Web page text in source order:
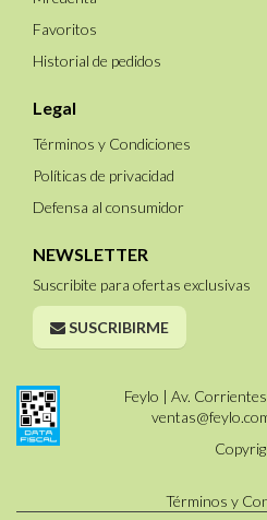
Favoritos
Historial de pedidos
Legal
Términos y Condiciones
Políticas de privacidad
Defensa al consumidor
NEWSLETTER
Suscribite para ofertas exclusivas
SUSCRIBIRME
Feylo | Av.
Términos y